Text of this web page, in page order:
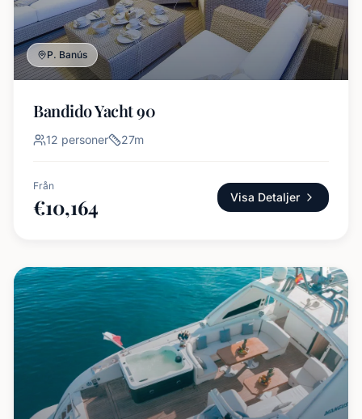
P. Banús
Bandido Yacht 90
12 personer 27m
Från
€10,164 Visa Detaljer